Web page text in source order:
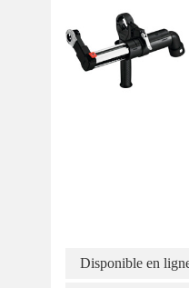
Disponible en